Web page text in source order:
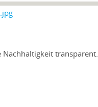
Nachhaltigkeit transparent.